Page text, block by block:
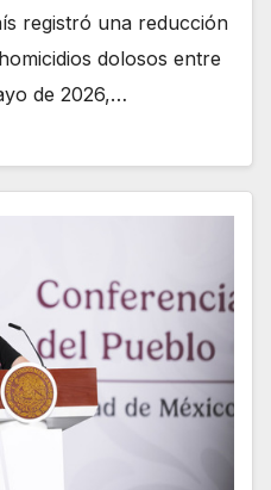
registró una reducción
dolosos entre
de 2026,…